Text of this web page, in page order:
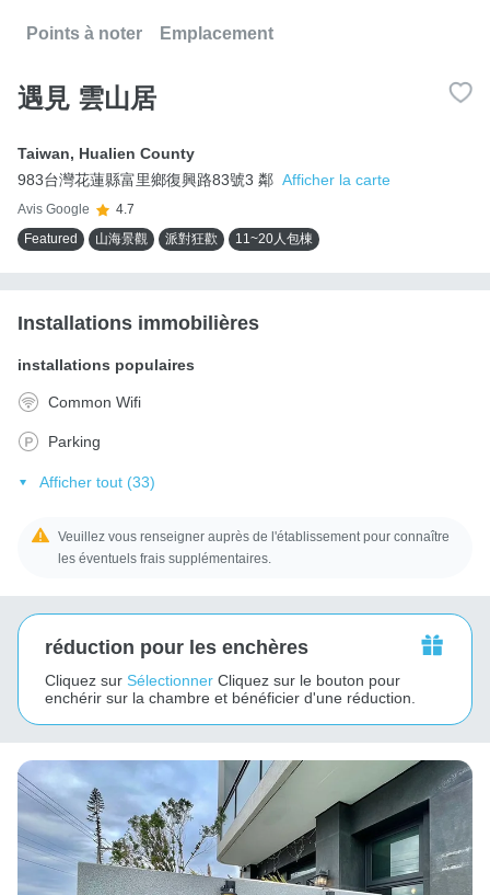
Points à noter Emplacement
遇見 雲山居
Taiwan, Hualien County
983台灣花蓮縣富里鄉復興路83號3 鄰 Afficher la carte
Avis Google
4.7
Featured
山海景觀 派對狂歡 11~20人包棟
Installations immobilières
installations populaires
Common Wifi
Parking
Afficher tout (33)
Veuillez vous renseigner auprès de l'établissement pour connaître
les éventuels frais supplémentaires.
réduction pour les enchères
Cliquez sur Sélectionner Cliquez sur le bouton pour
enchérir sur la chambre et bénéficier d'une réduction.